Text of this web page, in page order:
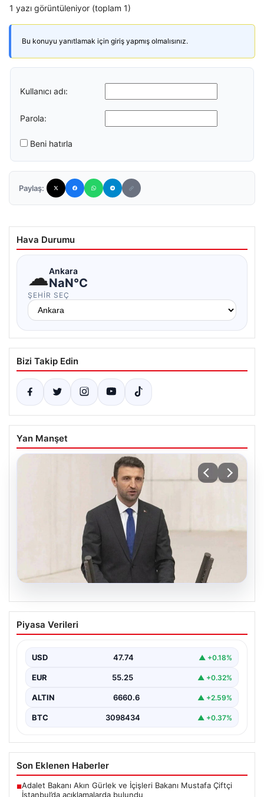
1 yazı görüntüleniyor (toplam 1)
Bu konuyu yanıtlamak için giriş yapmış olmalısınız.
Kullanıcı adı:
Parola:
Beni hatırla
Paylaş:
Hava Durumu
☁Ankara
NaN°C
ŞEHIR SEÇ
Bizi Takip Edin
Yan Manşet
07.08.2026
AKP’li isimden skandal sözler! Barınma
sorunundan gençleri sorumlu tuttu
Sorunu ve Gençlerin Sorumluluğu Üzerine Tartışmalar",
"content":…
Piyasa Verileri
USD 47.74 ▲ +0.18%
EUR 55.25 ▲ +0.32%
ALTIN 6660.6 ▲ +2.59%
BTC 3098434 ▲ +0.37%
Son Eklenen Haberler
■Adalet Bakanı Akın Gürlek ve İçişleri Bakanı Mustafa Çiftçi
İstanbul’da açıklamalarda bulundu